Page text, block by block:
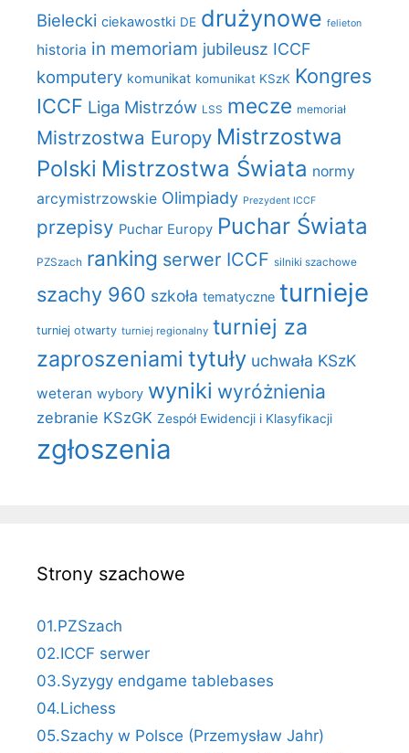
Bielecki ciekawostki DE drużynowe felieton
historia in memoriam jubileusz ICCF
komputery komunikat komunikat KSzK Kongres
ICCF Liga Mistrzów LSS mecze memoriał
Mistrzostwa Europy Mistrzostwa
Polski Mistrzostwa Świata normy
arcymistrzowskie Olimpiady Prezydent ICCF
przepisy Puchar Europy Puchar Świata
PZSzach ranking serwer ICCF silniki szachowe
szachy 960 szkoła tematyczne turnieje
turniej otwarty turniej regionalny turniej za
zaproszeniami tytuły uchwała KSzK
weteran wybory wyniki wyróżnienia
zebranie KSzGK Zespół Ewidencji i Klasyfikacji
zgłoszenia
Strony szachowe
01.PZSzach
02.ICCF serwer
03.Syzygy endgame tablebases
04.Lichess
05.Szachy w Polsce (Przemysław Jahr)